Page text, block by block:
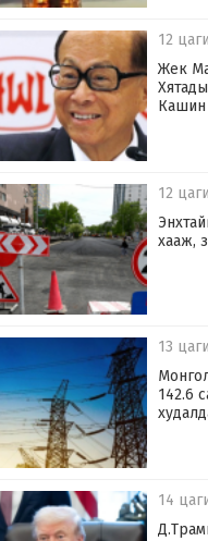
12
Жек
Кашин
12
хааж,
13
142.6
14